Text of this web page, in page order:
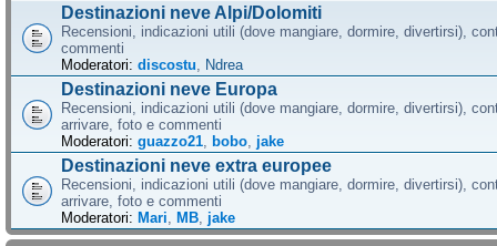
Destinazioni neve Alpi/Dolomiti
Recensioni, indicazioni utili (dove mangiare, dormire, divertirsi),
commenti
Moderatori: discostu Ndrea
Destinazioni neve Europa
Recensioni, indicazioni utili (dove mangiare, dormire, divertirsi),
arrivare, foto e commenti
Moderatori: guazzo21 bobo jake
Destinazioni neve extra europee
Recensioni, indicazioni utili (dove mangiare, dormire, divertirsi),
arrivare, foto e commenti
Moderatori: Mari MB jake